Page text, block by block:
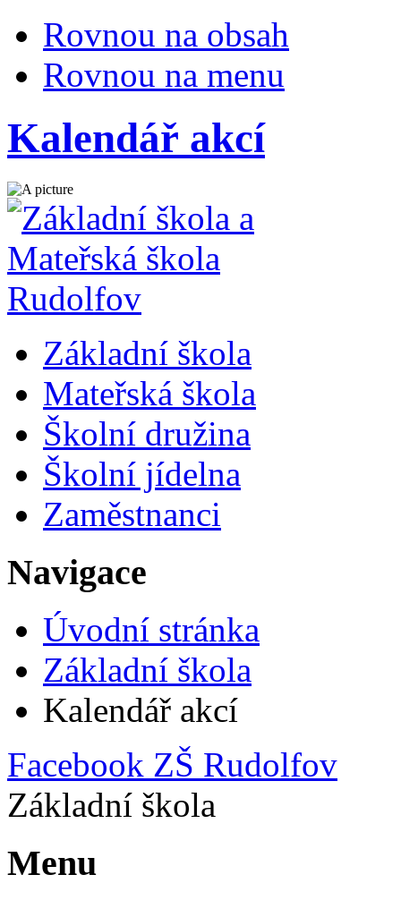
Rovnou na obsah
Rovnou na menu
Kalendář akcí
Základní škola
Mateřská škola
Školní družina
Školní jídelna
Zaměstnanci
Navigace
Úvodní stránka
Základní škola
Kalendář akcí
Facebook ZŠ Rudolfov
Základní škola
Menu